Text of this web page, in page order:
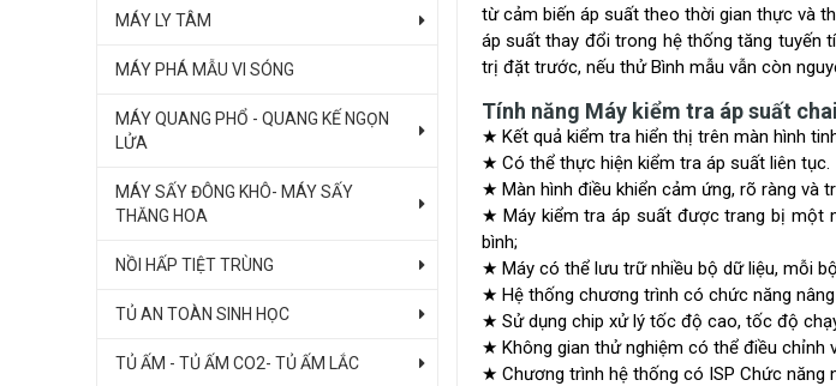
MÁY LY TÂM
MÁY PHÁ MẪU VI SÓNG
MÁY QUANG PHỔ - QUANG KẾ NGỌN
LỬA
MÁY SẤY ĐÔNG KHÔ- MÁY SẤY
THĂNG HOA
NỒI HẤP TIỆT TRÙNG
TỦ AN TOÀN SINH HỌC
TỦ ẤM - TỦ ẤM CO2- TỦ ẤM LẮC
từ cảm biến áp suất theo thời gian thực và
áp suất thay đổi trong hệ thống tăng tuyến
trị đặt trước, nếu thử Bình mẫu vẫn còn
Tính năng Máy kiểm tra áp suất
★ Kết quả kiểm tra hiển thị trên màn hình
★ Có thể thực hiện kiểm tra áp suất liên tục.
★ Màn hình điều khiển cảm ứng, rõ ràng và
★ Máy kiểm tra áp suất được trang bị một
bình;
★ Máy có thể lưu trữ nhiều bộ dữ liệu, mỗi
★ Hệ thống chương trình có chức năng
★ Sử dụng chip xử lý tốc độ cao, tốc độ
★ Không gian thử nghiệm có thể điều
★ Chương trình hệ thống có ISP Chức năng